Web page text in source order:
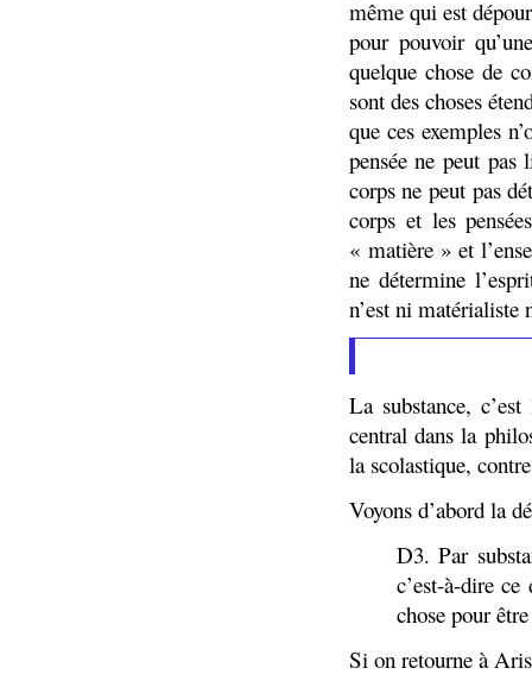
même qui est
pour pouvoir
quelque chose de
sont des choses
que ces exemples
pensée ne peut
corps ne peut pas
corps et les
« matière » et
ne détermine
n’est ni matérialiste
La substance,
central dans la
la scolastique,
Voyons d’abord la
D3. Par
c’est-à-dire
chose pour
Si on retourne à